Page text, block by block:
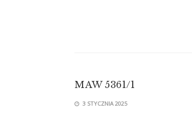
MAW 5361/1
3 STYCZNIA 2025